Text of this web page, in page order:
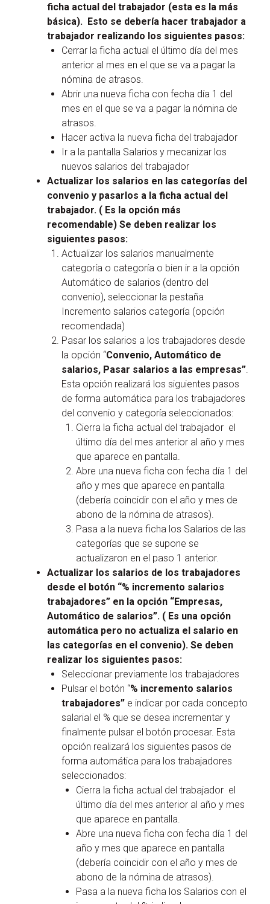
ficha actual del trabajador (esta es la más
básica). Esto se debería hacer trabajador a
trabajador realizando los siguientes pasos:
Cerrar la ficha actual el último día del mes
anterior al mes en el que se va a pagar la
nómina de atrasos.
Abrir una nueva ficha con fecha día 1 del
mes en el que se va a pagar la nómina de
atrasos.
Hacer activa la nueva ficha del trabajador
Ir a la pantalla Salarios y mecanizar los
nuevos salarios del trabajador
Actualizar los salarios en las categorías del
convenio y pasarlos a la ficha actual del
trabajador. ( Es la opción más
recomendable) Se deben realizar los
siguientes pasos:
Actualizar los salarios manualmente
categoría o categoría o bien ir a la opción
Automático de salarios (dentro del
convenio), seleccionar la pestaña
Incremento salarios categoría (opción
recomendada)
Pasar los salarios a los trabajadores desde
la opción “Convenio, Automático de
salarios, Pasar salarios a las empresas”
Esta opción realizará los siguientes pasos
de forma automática para los trabajadores
del convenio y categoría seleccionados:
Cierra la ficha actual del trabajador el
último día del mes anterior al año y mes
que aparece en pantalla.
Abre una nueva ficha con fecha día 1 del
año y mes que aparece en pantalla
(debería coincidir con el año y mes de
abono de la nómina de atrasos).
Pasa a la nueva ficha los Salarios de las
categorías que se supone se
actualizaron en el paso 1 anterior.
Actualizar los salarios de los trabajadores
desde el botón “% incremento salarios
trabajadores” en la opción “Empresas,
Automático de salarios”. ( Es una opción
automática pero no actualiza el salario en
las categorías en el convenio). Se deben
realizar los siguientes pasos:
Seleccionar previamente los trabajadores
Pulsar el botón “% incremento salarios
trabajadores” e indicar por cada concepto
salarial el % que se desea incrementar y
finalmente pulsar el botón procesar. Esta
opción realizará los siguientes pasos de
forma automática para los trabajadores
seleccionados:
Cierra la ficha actual del trabajador el
último día del mes anterior al año y mes
que aparece en pantalla.
Abre una nueva ficha con fecha día 1 del
año y mes que aparece en pantalla
(debería coincidir con el año y mes de
abono de la nómina de atrasos).
Pasa a la nueva ficha los Salarios con el